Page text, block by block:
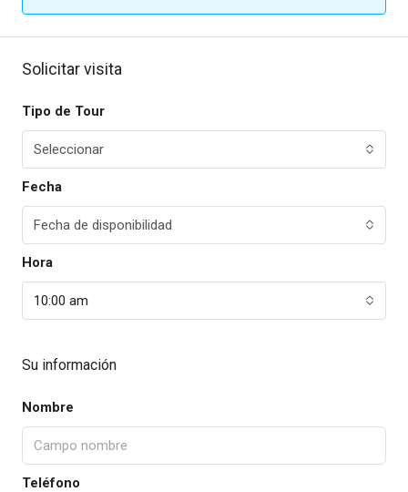
Solicitar visita
Tipo de Tour
Seleccionar
Fecha
Fecha de disponibilidad
Hora
10:00 am
Su información
Nombre
Teléfono